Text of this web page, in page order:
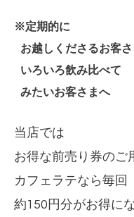
※定期的に
お越しくださるお客
いろいろ飲み比べて
みたいお客さまへ
当店では
お得な前売り券のご
カフェラテなら毎回
約150円分がお得に